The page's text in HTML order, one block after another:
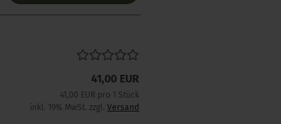
41,00 EUR
41,00 EUR pro 1 Stück
inkl. 19% MwSt. zzgl.Versand